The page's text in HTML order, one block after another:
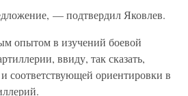
— подтвердил Яковлев.
опытом в изучений боевой
ввиду, так сказать,
соответствующей ориентировки в